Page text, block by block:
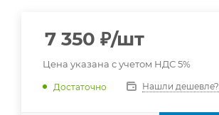
7 350 ₽/шт
Цена указана с учетом НДС 5%
Достаточно Нашли дешевле?